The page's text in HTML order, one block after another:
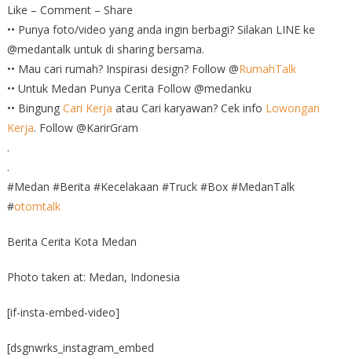
Like – Comment – Share
•• Punya foto/video yang anda ingin berbagi? Silakan LINE ke
@medantalk untuk di sharing bersama.
•• Mau cari rumah? Inspirasi design? Follow @RumahTalk
•• Untuk Medan Punya Cerita Follow @medanku
•• Bingung Cari Kerja atau Cari karyawan? Cek info Lowongan
Kerja. Follow @KarirGram
.
.
#Medan #Berita #Kecelakaan #Truck #Box #MedanTalk
#otomtalk
Berita Cerita Kota Medan
Photo taken at: Medan, Indonesia
[if-insta-embed-video]
[dsgnwrks_instagram_embed